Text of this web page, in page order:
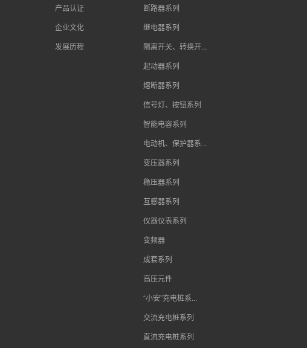
产品认证
企业文化
发展历程
断路器系列
继电器系列
隔离开关、转换开...
起动器系列
熔断器系列
信号灯、按钮系列
智能电容系列
电动机、保护器系...
变压器系列
稳压器系列
互感器系列
仪器仪表系列
变频器
成套系列
高压元件
“小安”充电桩系...
交流充电桩系列
直流充电桩系列